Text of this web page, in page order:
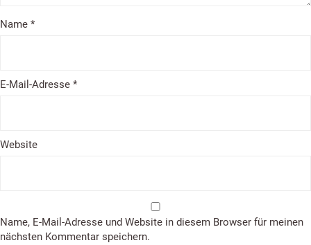
Name *
E-Mail-Adresse *
Website
Name, E-Mail-Adresse und Website in diesem Browser für meinen
nächsten Kommentar speichern.